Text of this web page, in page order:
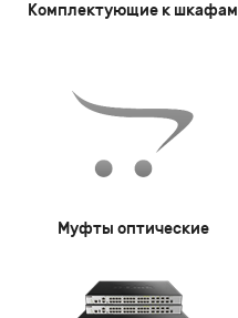
Комплектующие к шкафам
Муфты оптические